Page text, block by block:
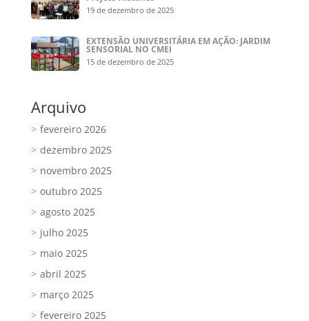
19 de dezembro de 2025
EXTENSÃO UNIVERSITÁRIA EM AÇÃO: JARDIM
SENSORIAL NO CMEI
15 de dezembro de 2025
Arquivo
fevereiro 2026
dezembro 2025
novembro 2025
outubro 2025
agosto 2025
julho 2025
maio 2025
abril 2025
março 2025
fevereiro 2025